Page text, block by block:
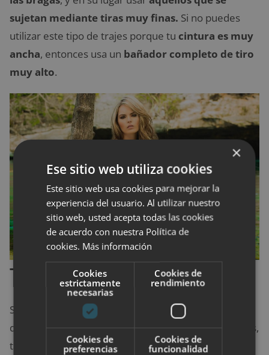
sujetan mediante tiras muy finas. Si no puedes
utilizar este tipo de trajes porque tu cintura es muy
ancha, entonces usa un bañador completo de tiro
muy alto.
Tamaño de los glúteos
Si tienes un trasero pequeño puedes usar un bikini
que lleve volantes en la parte trasera de las braguitas,
también puedes probar los
estilos vintage, o jugar
×
Ese sitio web utiliza cookies
Este sitio web usa cookies para mejorar la
experiencia del usuario. Al utilizar nuestro
sitio web, usted acepta todas las cookies
de acuerdo con nuestra Política de
cookies. Más información
Cookies
estrictamente
necesarias
Cookies de
rendimiento
Cookies de
preferencias
Cookies de
funcionalidad